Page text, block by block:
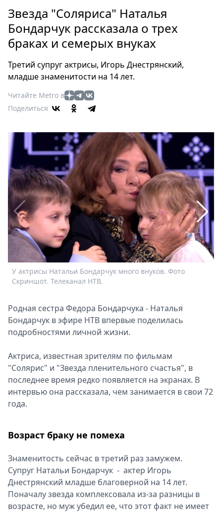
Россия
Мир
Здоровье
Туризм
Мода
Театр
Кино
Книги
Выставки
Пресс-
релизы
О
Metro
Стримы
Спецпроекты
Звезды
Выборы
2026
Скачай
Звезда "Соляриса" Наталья
Бондарчук рассказала о трех
браках и семерых внуках
Третий супруг актрисы, Игорь Днестрянский,
младше знаменитости на 14 лет.
Читайте Metro в
Поделиться
У актрисы Натальи Бондарчук много внуков. Фото
Скриншот. Телеканал НТВ.
Родная сестра Федора Бондарчука - Наталья
Бондарчук в эфире НТВ впервые поделилась
подробностями личной жизни.
Актриса, известная зрителям по фильмам
"Солярис" и "Звезда пленительного счастья", в
последнее время редко появляется на экранах. В
интервью она рассказала, чем занимается в свои 72
года.
Возраст браку не помеха
Знаменитость сейчас в третий раз замужем.
Супруг Натальи Бондарчук - актер Игорь
Днестрянский младше благоверной на 14 лет.
Поначалу звезда комплексовала из-за разницы в
возрасте, но муж убедил ее, что этот факт не имеет